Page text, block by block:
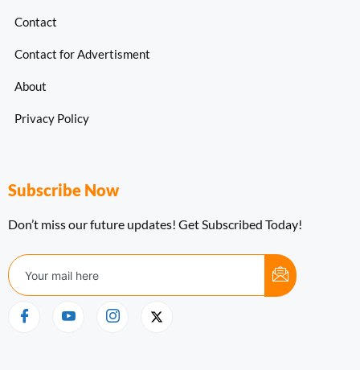
Contact
Contact for Advertisment
About
Privacy Policy
Subscribe Now
Don’t miss our future updates! Get Subscribed Today!